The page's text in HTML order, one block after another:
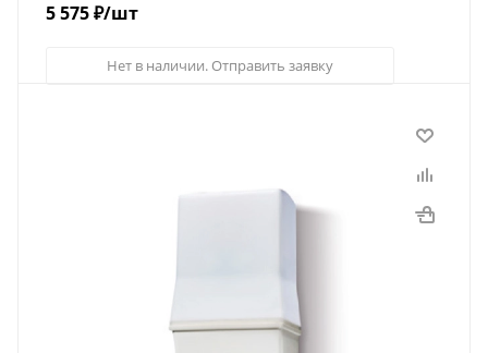
5 575₽/шт
Нет в наличии. Отправить заявку